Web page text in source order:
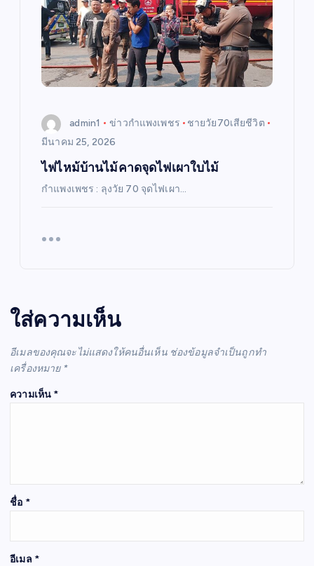
admin1 ข่าวกำแพงเพชร
ชายวัย70เสียชีวิต
มีนาคม 25, 2026
ไฟไหม้บ้านไม้คาดจุดไฟเผาใบไม้
กำแพงเพชร : ลุงวัย 70 จุดไฟเผา…
ใส่ความเห็น
อีเมลของคุณจะไม่แสดงให้คนอื่นเห็น ช่องข้อมูลจำเป็นถูกทำ
เครื่องหมาย *
ความเห็น *
ชื่อ *
อีเมล *